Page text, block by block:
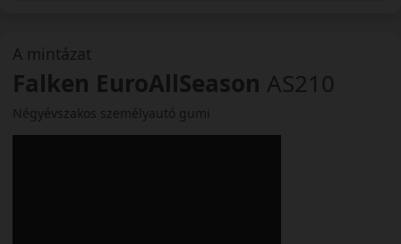
A mintázat
Falken EuroAllSeason AS210
Négyévszakos személyautó gumi